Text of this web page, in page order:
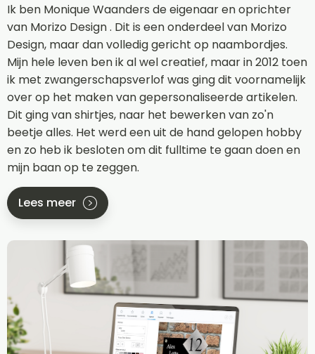
Ik ben Monique Waanders de eigenaar en oprichter
van Morizo Design . Dit is een onderdeel van Morizo
Design, maar dan volledig gericht op naambordjes.
Mijn hele leven ben ik al wel creatief, maar in 2012 toen
ik met zwangerschapsverlof was ging dit voornamelijk
over op het maken van gepersonaliseerde artikelen.
Dit ging van shirtjes, naar het bewerken van zo'n
beetje alles. Het werd een uit de hand gelopen hobby
en zo heb ik besloten om dit fulltime te gaan doen en
mijn baan op te zeggen.
Lees meer